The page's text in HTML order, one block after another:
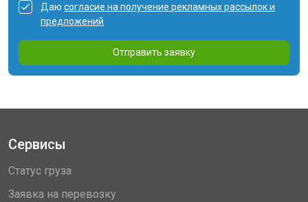
Даю согласие на получение рекламных рассылок и
предложений
Отправить заявку
Сервисы
Статус груза
Заявка на перевозку